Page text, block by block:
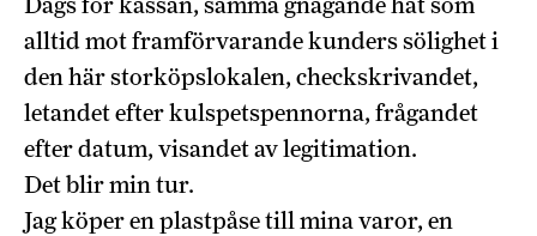
alltid mot framförvarande kunders sölighet i
den här storköpslokalen, checkskrivandet,
letandet efter kulspetspennorna, frågandet
efter datum, visandet av legitimation.
Det blir min tur.
Jag köper en plastpåse till mina varor, en